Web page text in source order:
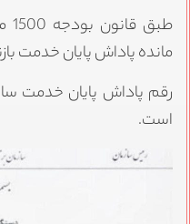
مانده پاداش پایان خدمت
است.